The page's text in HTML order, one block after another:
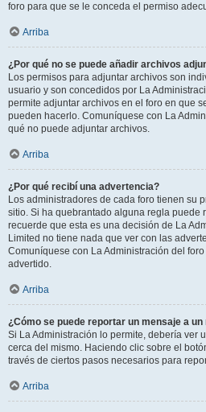
foro para que se le conceda el permiso
Arriba
¿Por qué no se puede añadir archivos
Los permisos para adjuntar archivos son
usuario y son concedidos por La
permite adjuntar archivos en el foro en que
pueden hacerlo. Comuníquese con La
qué no puede adjuntar archivos.
Arriba
¿Por qué recibí una advertencia?
Los administradores de cada foro tienen su
sitio. Si ha quebrantado alguna regla puede
recuerde que esta es una decisión de La
Limited no tiene nada que ver con las
Comuníquese con La Administración del
advertido.
Arriba
¿Cómo se puede reportar un mensaje a
Si La Administración lo permite, debería ver
cerca del mismo. Haciendo clic sobre el
través de ciertos pasos necesarios para
Arriba